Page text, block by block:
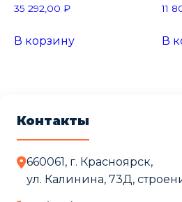
35 292,00 ₽
В корзину
11
В
Контакты
660061, г. Красноярск,
ул. Калинина, 73Д,